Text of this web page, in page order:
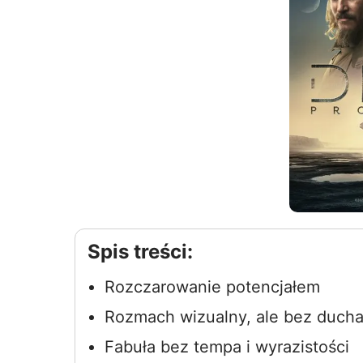
Spis treści:
Rozczarowanie potencjałem
Rozmach wizualny, ale bez ducha
Fabuła bez tempa i wyrazistości